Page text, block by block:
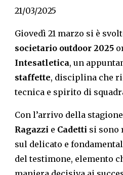
21/03/2025
Giovedì 21 marzo si è
societario outdoor 2025
Intesatletica, un
staffette, disciplina che
tecnica e spirito di
Con l’arrivo della
Ragazzi e Cadetti si sono
sul delicato e
del testimone, elemento